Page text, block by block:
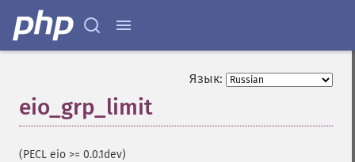
Язык:
eio_grp_limit
(PECL eio >= 0.0.1dev)